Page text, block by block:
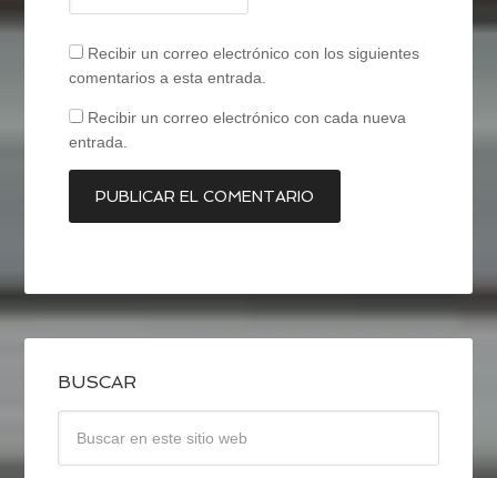
Recibir un correo electrónico con los siguientes
comentarios a esta entrada.
Recibir un correo electrónico con cada nueva
entrada.
BUSCAR